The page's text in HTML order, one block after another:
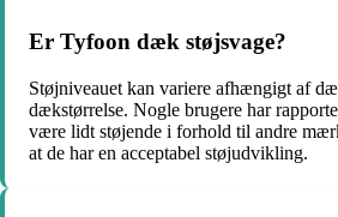
Er Tyfoon dæk støjsvage?
Støjniveauet kan variere afhængigt af
dækstørrelse. Nogle brugere har
være lidt støjende i forhold til andre
at de har en acceptabel støjudvikling.